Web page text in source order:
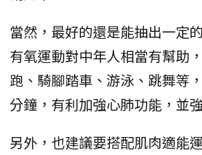
當然，最好的還是能抽出一定
有氧運動對中年人相當有幫助
跑、騎腳踏車、游泳、跳舞等
分鐘，有利加強心肺功能，並
另外，也建議要搭配肌肉適能